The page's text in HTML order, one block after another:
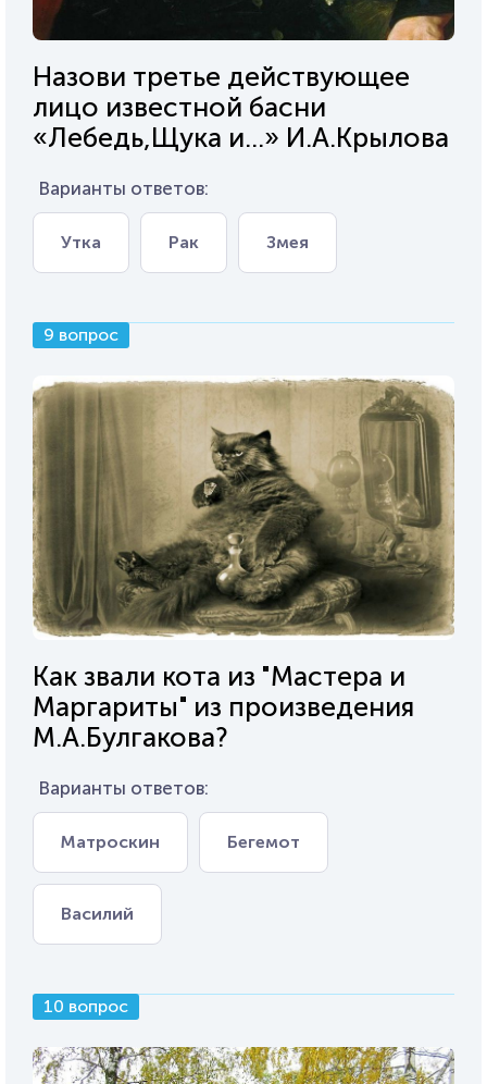
Назови третье действующее
лицо известной басни
«Лебедь,Щука и...» И.А.Крылова
Варианты ответов:
Утка Рак Змея
9 вопрос
Как звали кота из "Мастера и
Маргариты" из произведения
М.А.Булгакова?
Варианты ответов:
Матроскин Бегемот
Василий
10 вопрос